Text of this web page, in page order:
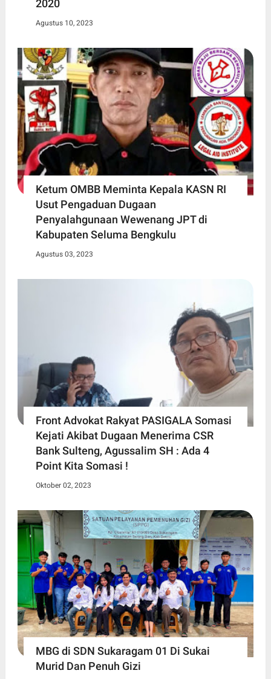
2020
Agustus 10, 2023
Ketum OMBB Meminta Kepala KASN RI
Usut Pengaduan Dugaan
Penyalahgunaan Wewenang JPT di
Kabupaten Seluma Bengkulu
Agustus 03, 2023
Front Advokat Rakyat PASIGALA Somasi
Kejati Akibat Dugaan Menerima CSR
Bank Sulteng, Agussalim SH : Ada 4
Point Kita Somasi !
Oktober 02, 2023
MBG di SDN Sukaragam 01 Di Sukai
Murid Dan Penuh Gizi